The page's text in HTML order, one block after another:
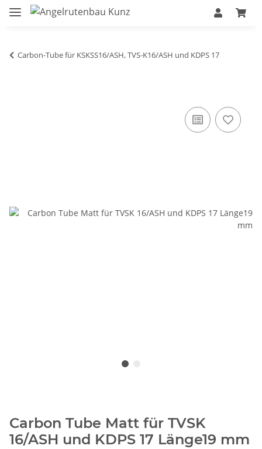
Carbon-Tube für KSKSS16/ASH, TVS-K16/ASH und KDPS 17
Carbon Tube Matt für TVSK
16/ASH und KDPS 17 Länge19 mm